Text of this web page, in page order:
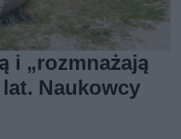
i „rozmnażają
Naukowcy